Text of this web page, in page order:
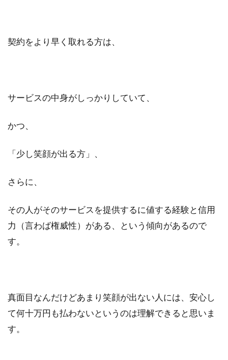
契約をより早く取れる方は、
サービスの中身がしっかりしていて、
かつ、
「少し笑顔が出る方」、
さらに、
その人がそのサービスを提供するに値する経験と信用
力（言わば権威性）がある、という傾向があるので
す。
真面目なんだけどあまり笑顔が出ない人には、安心し
て何十万円も払わないというのは理解できると思いま
す。